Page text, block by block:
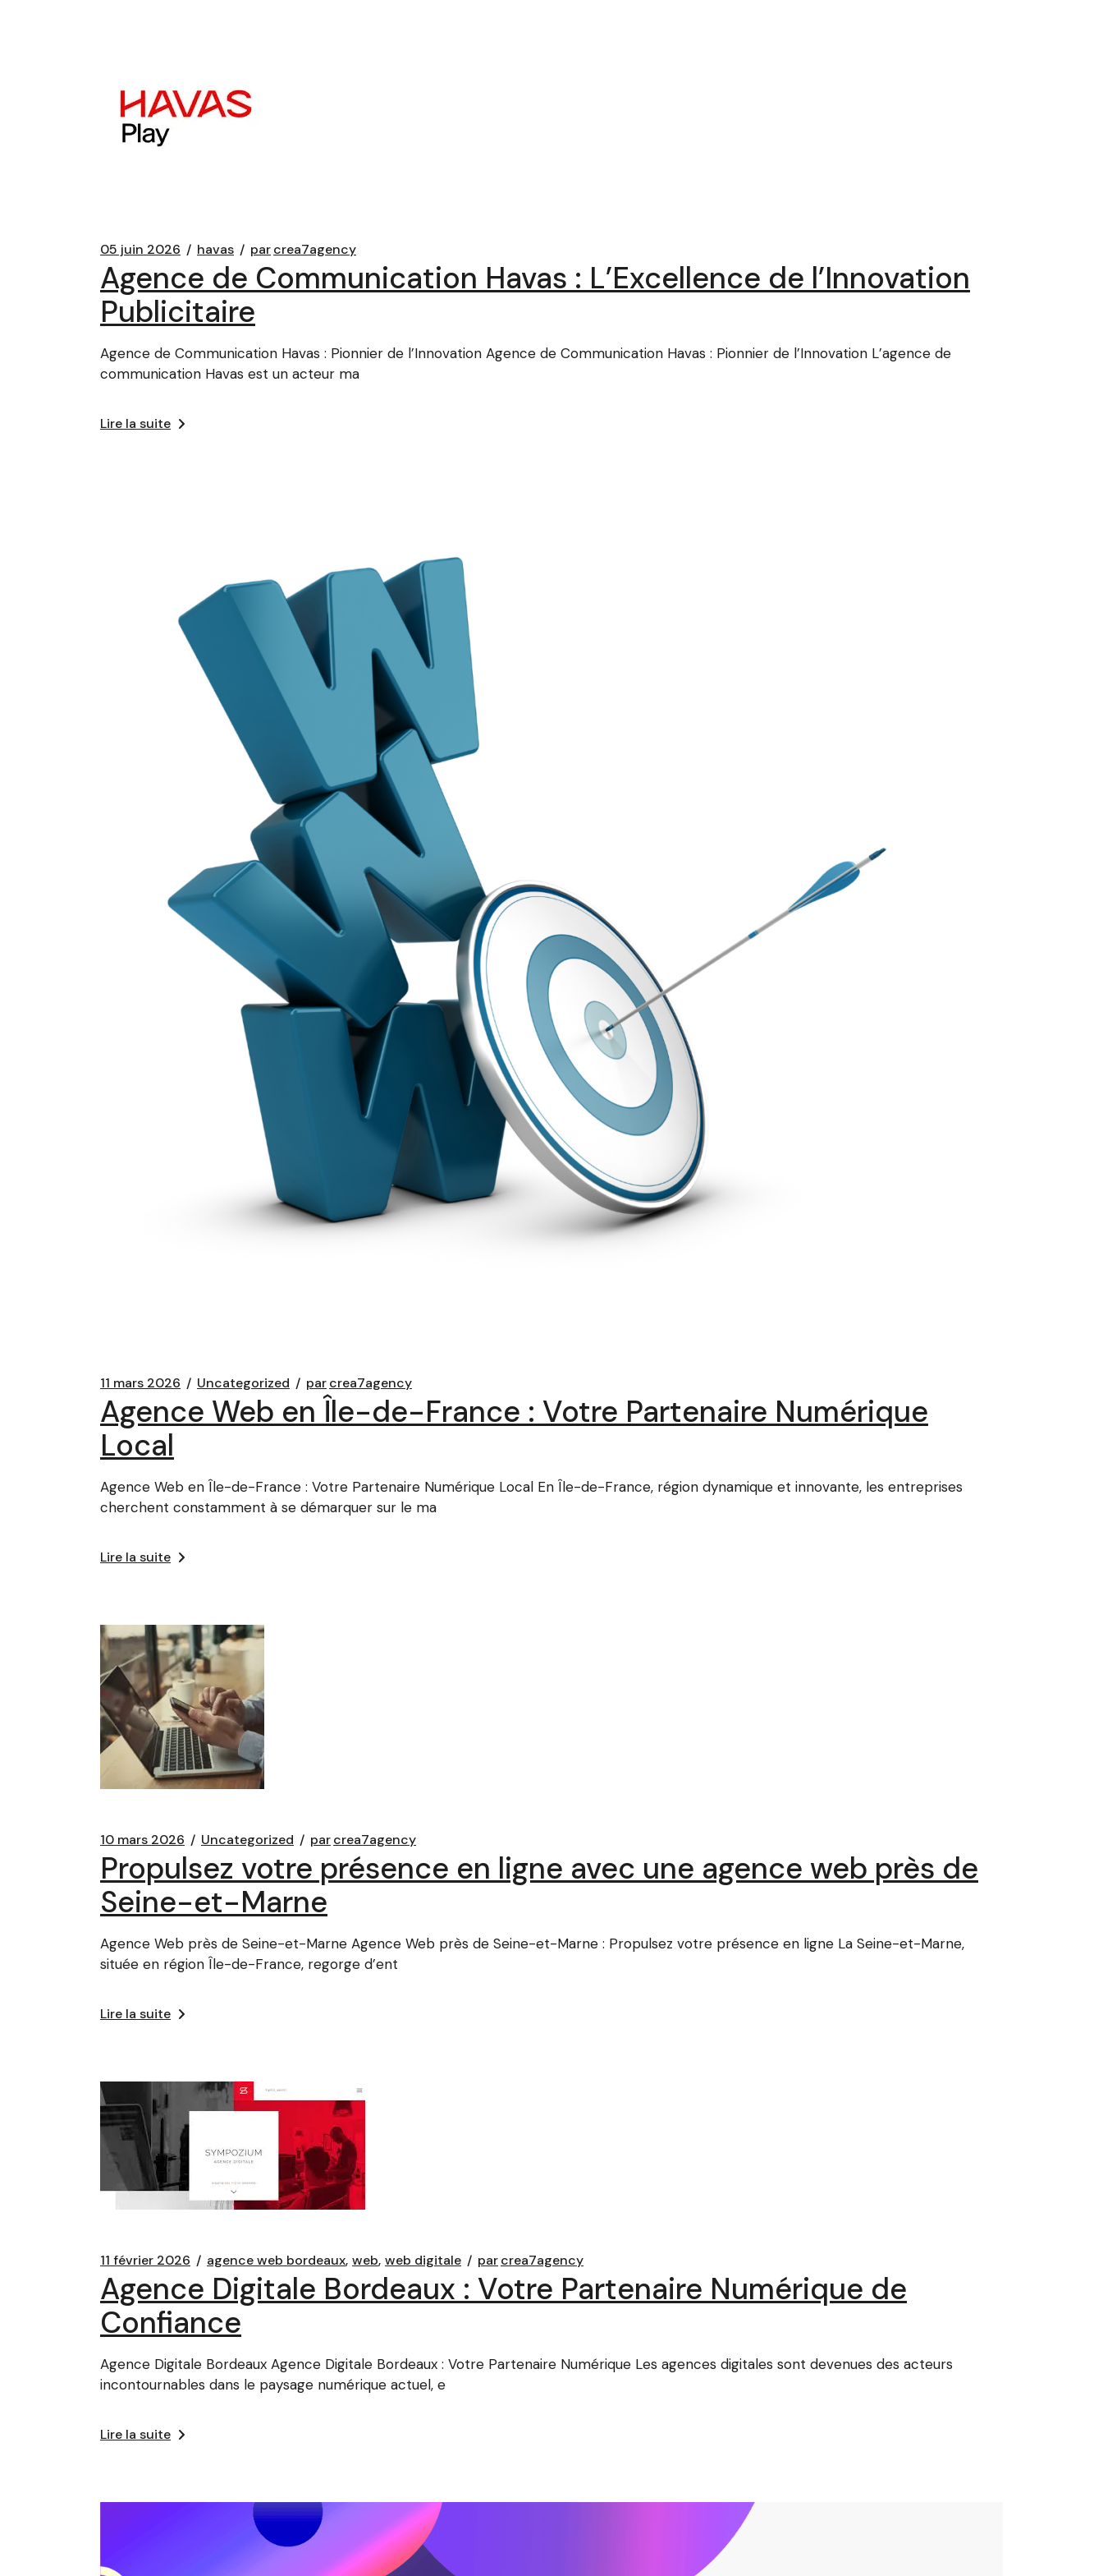
05 juin 2026 havas parcrea7agency
Agence de Communication Havas : L’Excellence de l’Innovation
Publicitaire
Agence de Communication Havas : Pionnier de l’Innovation Agence de Communication Havas : Pionnier de l’Innovation L’agence de
communication Havas est un acteur ma
Lire la suite
11 mars 2026 Uncategorized parcrea7agency
Agence Web en Île-de-France : Votre Partenaire Numérique
Local
Agence Web en Île-de-France : Votre Partenaire Numérique Local En Île-de-France, région dynamique et innovante, les entreprises
cherchent constamment à se démarquer sur le ma
Lire la suite
10 mars 2026 Uncategorized parcrea7agency
Propulsez votre présence en ligne avec une agence web près de
Seine-et-Marne
Agence Web près de Seine-et-Marne Agence Web près de Seine-et-Marne : Propulsez votre présence en ligne La Seine-et-Marne,
située en région Île-de-France, regorge d’ent
Lire la suite
11 février 2026 agence web bordeaux web web digitale parcrea7agency
Agence Digitale Bordeaux : Votre Partenaire Numérique de
Confiance
Agence Digitale Bordeaux Agence Digitale Bordeaux : Votre Partenaire Numérique Les agences digitales sont devenues des acteurs
incontournables dans le paysage numérique actuel, e
Lire la suite